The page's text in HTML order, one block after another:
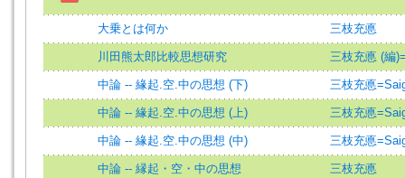
大乗とは何か 三枝充悳
川田熊太郎比較思想研究 三枝充悳 (編
中論 -- 緣起.空.中の思想 (下) 三枝充悳
中論 -- 緣起.空.中の思想 (上) 三枝充悳
中論 -- 緣起.空.中の思想 (中) 三枝充悳
中論 -- 縁起・空・中の思想 三枝充悳